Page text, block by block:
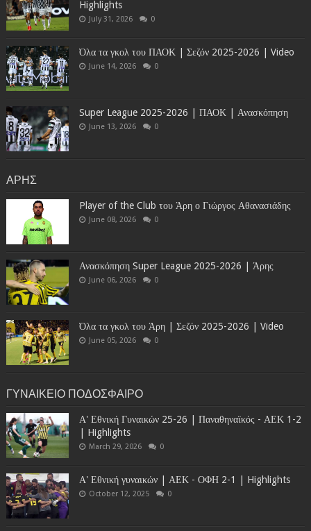
Highlights
July 31, 2026 0
Όλα τα γκολ του ΠΑΟΚ | Σεζόν 2025-2026 | Video
June 14, 2026 0
Super League 2025-2026 | ΠΑΟΚ | Ανασκόπηση
June 13, 2026 0
ΑΡΗΣ
Player of the Club του Άρη ο Γιώργος Αθανασιάδης
June 08, 2026 0
Ανασκόπηση Super League 2025-2026 | Άρης
June 06, 2026 0
Όλα τα γκολ του Άρη | Σεζόν 2025-2026 | Video
June 05, 2026 0
ΓΥΝΑΙΚΕΙΟ ΠΟΔΟΣΦΑΙΡΟ
Α' Εθνική Γυναικών 25-26 | Παναθηναϊκός - ΑΕΚ 1-2
| Highlights
March 29, 2026 0
Α' Εθνική γυναικών | ΑΕΚ - ΟΦΗ 2-1 | Highlights
October 12, 2025 0